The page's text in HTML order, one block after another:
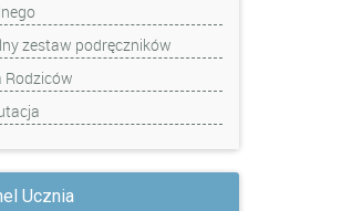
zestaw podręczników
Rodziców
Ucznia